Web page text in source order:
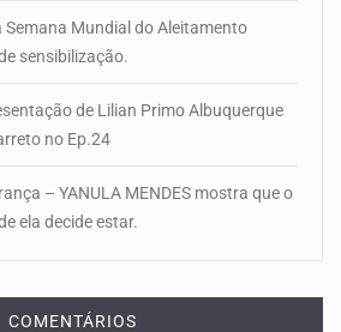
Semana Mundial do Aleitamento
sensibilização.
de Lilian Primo Albuquerque
no Ep.24
– YANULA MENDES mostra que o
ela decide estar.
COMENTÁRIOS